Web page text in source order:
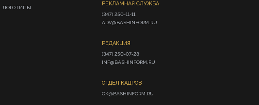
ЛОГОТИПЫ
РЕКЛАМНАЯ СЛУЖБА
(347) 250-11-11
ADV@BASHINFORM.RU
РЕДАКЦИЯ
(347) 250-07-28
INF@BASHINFORM.RU
ОТДЕЛ КАДРОВ
OK@BASHINFORM.RU